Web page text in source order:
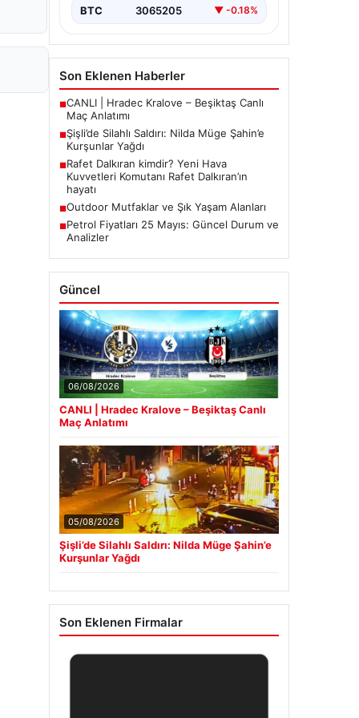
BTC 3065205 ▼ -0.18%
Son Eklenen Haberler
■CANLI | Hradec Kralove – Beşiktaş Canlı
Maç Anlatımı
■Şişli’de Silahlı Saldırı: Nilda Müge Şahin’e
Kurşunlar Yağdı
■Rafet Dalkıran kimdir? Yeni Hava
Kuvvetleri Komutanı Rafet Dalkıran’ın
hayatı
■Outdoor Mutfaklar ve Şık Yaşam Alanları
■Petrol Fiyatları 25 Mayıs: Güncel Durum ve
Analizler
Güncel
06/08/2026
CANLI | Hradec Kralove – Beşiktaş Canlı
Maç Anlatımı
05/08/2026
Şişli’de Silahlı Saldırı: Nilda Müge Şahin’e
Kurşunlar Yağdı
Son Eklenen Firmalar